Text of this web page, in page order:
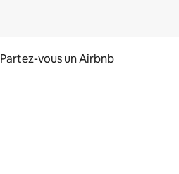
Partez-vous un Airbnb